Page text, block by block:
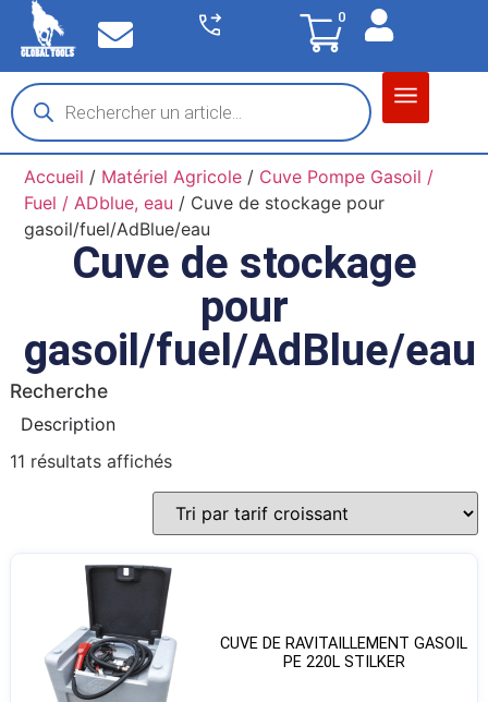
0
Accueil / Matériel Agricole / Cuve Pompe Gasoil /
Fuel / ADblue, eau / Cuve de stockage pour
gasoil/fuel/AdBlue/eau
Cuve de stockage
pour
gasoil/fuel/AdBlue/eau
Recherche
Description
11 résultats affichés
CUVE DE RAVITAILLEMENT GASOIL
PE 220L STILKER